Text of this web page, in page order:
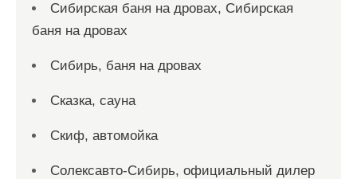
Сибирская баня на дровах, Сибирская
баня на дровах
Сибирь, баня на дровах
Сказка, сауна
Скиф, автомойка
Солексавто-Сибирь, официальный дилер